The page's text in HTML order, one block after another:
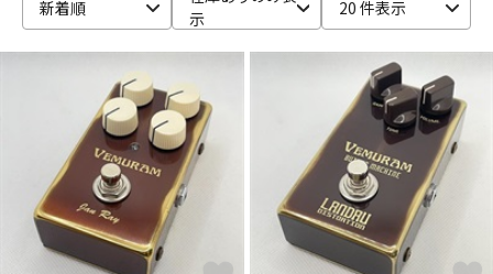
ベース ウクレレ
ドラム パーカッション
キーボード 電子ピアノ
新着順
示
20 件表示